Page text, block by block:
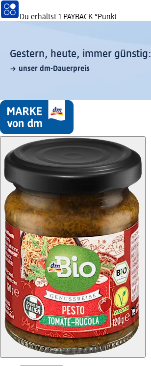
Du erhältst 1 PAYBACK °Punkt
Gestern, heute, immer günstig:
unser dm-Dauerpreis